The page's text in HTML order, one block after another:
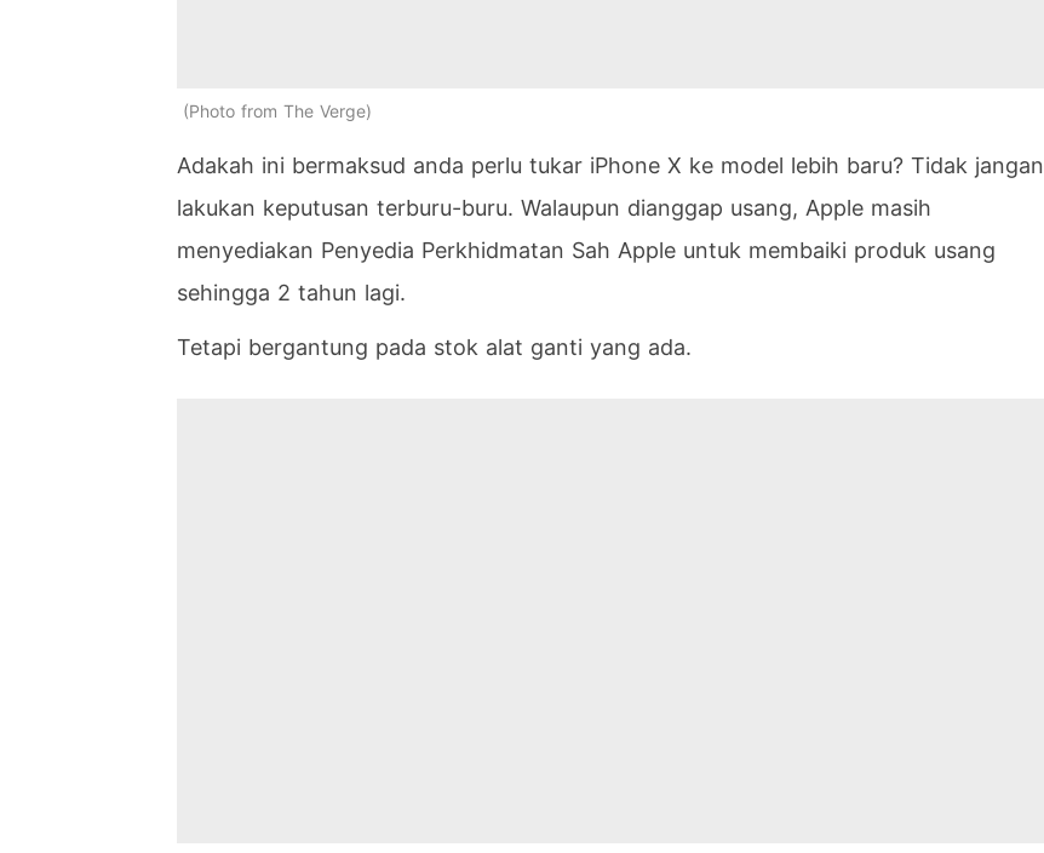
Photo from The Verge
Adakah ini bermaksud anda perlu tukar iPhone X ke model lebih baru? Tidak jangan
lakukan keputusan terburu-buru. Walaupun dianggap usang, Apple masih
menyediakan Penyedia Perkhidmatan Sah Apple untuk membaiki produk usang
sehingga 2 tahun lagi.
Tetapi bergantung pada stok alat ganti yang ada.